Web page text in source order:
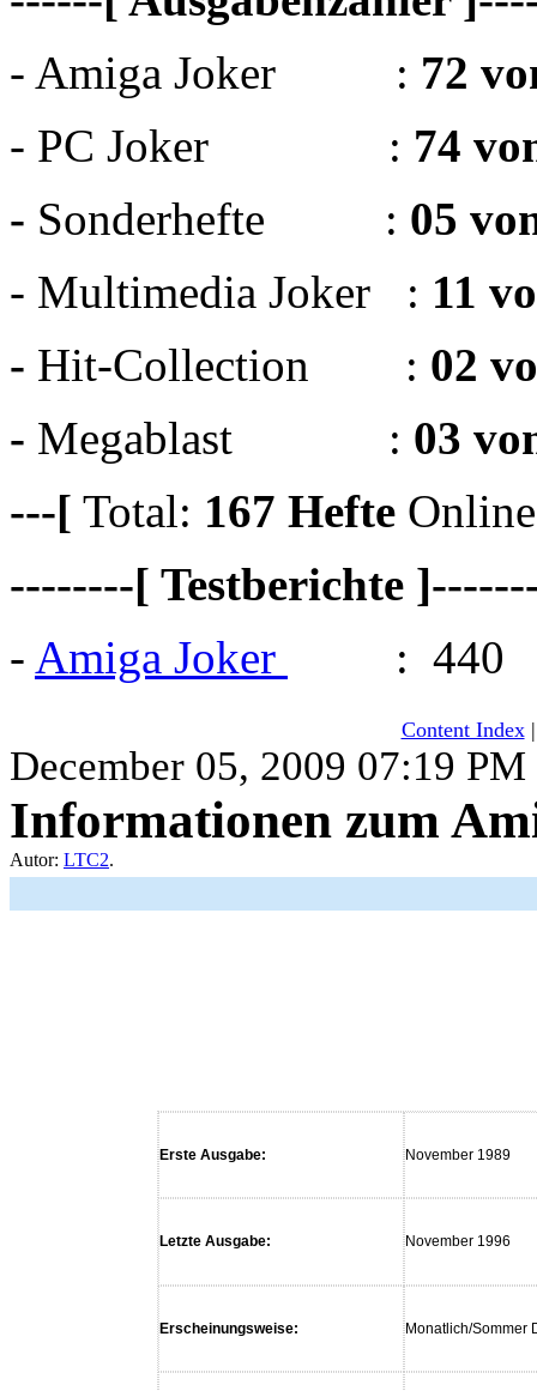
- Amiga Joker : 72
- PC Joker : 74
- Sonderhefte : 05
- Multimedia Joker : 11
- Hit-Collection : 02
- Megablast : 03
---[ Total: 167 Hefte Online
--------[ Testberichte
- Amiga Joker : 440
Content Index
December 05, 2009 07:19 PM
Informationen zum
Autor: LTC2.
Erste Ausgabe: November 1989
Letzte Ausgabe: November 1996
Erscheinungsweise: Monatlich/Sommer